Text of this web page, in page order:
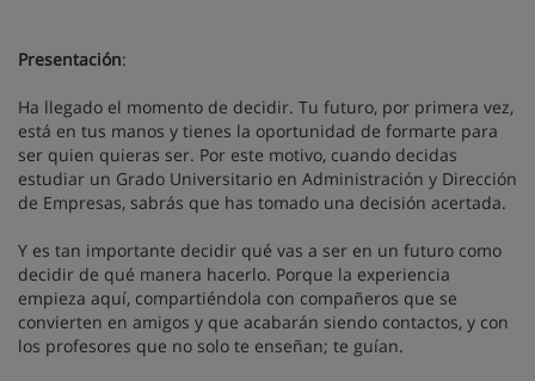
Presentación:
Ha llegado el momento de decidir. Tu futuro, por primera vez,
está en tus manos y tienes la oportunidad de formarte para
ser quien quieras ser. Por este motivo, cuando decidas
estudiar un Grado Universitario en Administración y Dirección
de Empresas, sabrás que has tomado una decisión acertada.
Y es tan importante decidir qué vas a ser en un futuro como
decidir de qué manera hacerlo. Porque la experiencia
empieza aquí, compartiéndola con compañeros que se
convierten en amigos y que acabarán siendo contactos, y con
los profesores que no solo te enseñan; te guían.